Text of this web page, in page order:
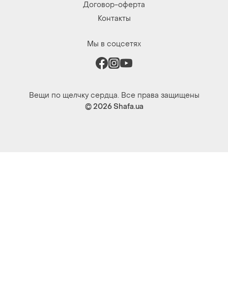
Договор-оферта
Контакты
Мы в соцсетях
Вещи по щелчку сердца. Все права защищены
© 2026Shafa.ua